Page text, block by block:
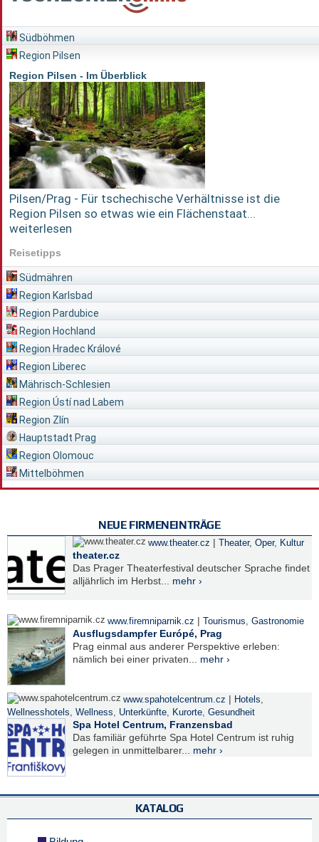
Südböhmen
Region Pilsen
Region Pilsen - Im Überblick
Pilsen/Prag - Für tschechische Verhältnisse ist die
Region Pilsen so etwas wie ein Flächenstaat...
weiterlesen
Reisetipps
Südmähren
Region Karlsbad
Region Pardubice
Region Hochland
Region Hradec Králové
Region Liberec
Mährisch-Schlesien
Region Ústí nad Labem
Region Zlín
Hauptstadt Prag
Region Olomouc
Mittelböhmen
NEUE FIRMENEINTRÄGE
www.theater.cz | Theater, Oper, Kultur
theater.cz
Das Prager Theaterfestival deutscher Sprache findet
alljährlich im Herbst... mehr ›
www.firemniparnik.cz | Tourismus Gastronomie
Ausflugsdampfer Európé, Prag
Prag einmal aus anderer Perspektive erleben:
nämlich bei einer privaten... mehr ›
www.spahotelcentrum.cz | Hotels
Wellnesshotels
Wellness Unterkünfte Kurorte Gesundheit
Spa Hotel Centrum, Franzensbad
Das familiär geführte Spa Hotel Centrum ist ruhig
gelegen in unmittelbarer... mehr ›
KATALOG